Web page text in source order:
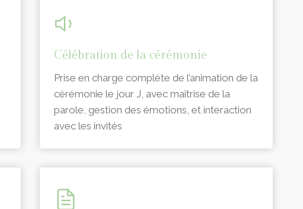
Célébration de la cérémonie
Prise en charge complète de l’animation de la
cérémonie le jour J, avec maîtrise de la
parole, gestion des émotions, et interaction
avec les invités